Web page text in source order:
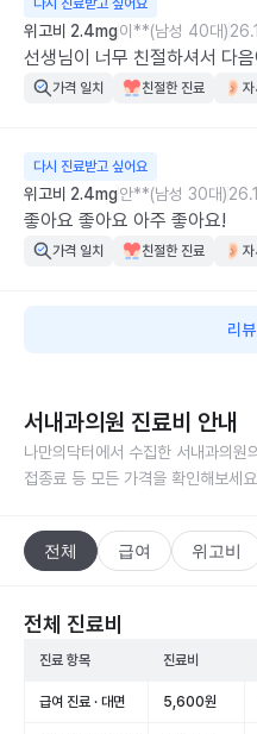
다시 진료받고 싶어요
위고비 2.4mg이**(남성 40대)
선생님이 너무 친절하셔서 다
가격 일치 친절한 진료 자
다시 진료받고 싶어요
위고비 2.4mg안**(남성 30대)
좋아요 좋아요 아주 좋아요!
가격 일치 친절한 진료 자
리
서내과의원 진료비 안내
나만의닥터에서 수집한 서내과의원
접종료 등 모든 가격을 확인해보세
전체 급여 위고비
전체 진료비
진료 항목 진료비
급여 진료 · 대면 5,600원